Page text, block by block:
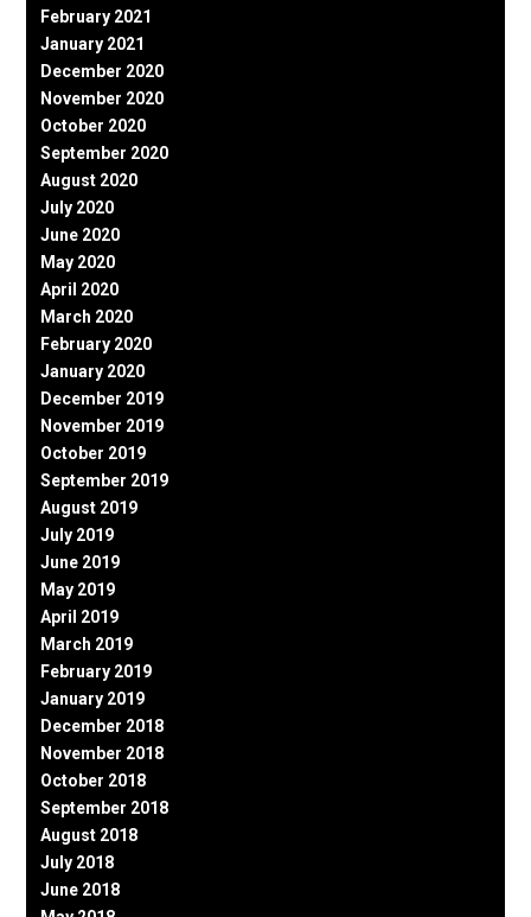
February 2021
January 2021
December 2020
November 2020
October 2020
September 2020
August 2020
July 2020
June 2020
May 2020
April 2020
March 2020
February 2020
January 2020
December 2019
November 2019
October 2019
September 2019
August 2019
July 2019
June 2019
May 2019
April 2019
March 2019
February 2019
January 2019
December 2018
November 2018
October 2018
September 2018
August 2018
July 2018
June 2018